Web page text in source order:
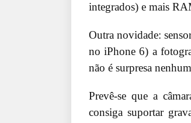
integrados) e mais
Outra novidade:
no iPhone 6) a
não é surpresa
Prevê-se que a
consiga suportar